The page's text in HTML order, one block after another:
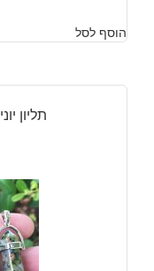
הוסף לסל
תליון